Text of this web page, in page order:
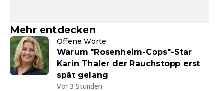
Mehr entdecken
Offene Worte
Warum "Rosenheim-Cops"-Star
Karin Thaler der Rauchstopp erst
spät gelang
Vor 3 Stunden